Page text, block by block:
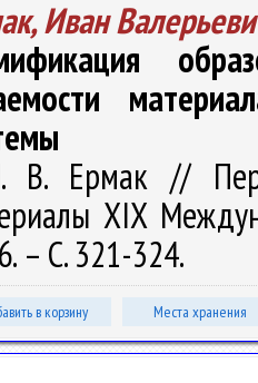
Иван
Ермак //
XIX
– С. 321-324.
в корзину Места хранения